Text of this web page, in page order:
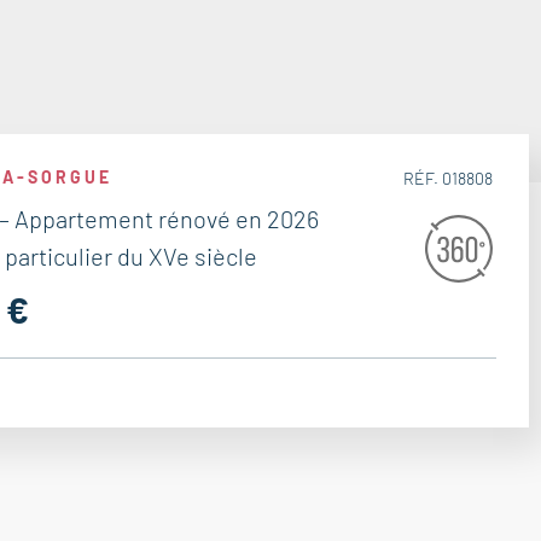
SORGUE
Appartement rénové en 2026
du XVe siècle
RÉF. 018808